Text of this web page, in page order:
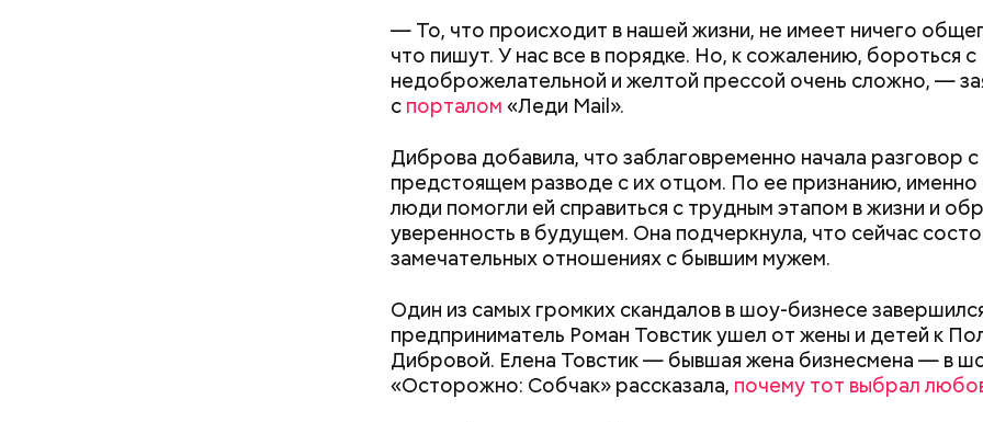
— То, что происходит в нашей жизни, не имеет ничего
что пишут. У нас все в порядке. Но, к сожалению, бороться с
недоброжелательной и желтой прессой очень сложно, —
с порталом «Леди Mail».
Диброва добавила, что заблаговременно начала разговор
предстоящем разводе с их отцом. По ее признанию, именно
люди помогли ей справиться с трудным этапом в жизни и
уверенность в будущем. Она подчеркнула, что сейчас
замечательных отношениях с бывшим мужем.
Один из самых громких скандалов в шоу-бизнесе
предприниматель Роман Товстик ушел от жены и детей к
Дибровой. Елена Товстик — бывшая жена бизнесмена — в
«Осторожно: Собчак» рассказала, почему тот выбрал
с сахарным диабетом;
лишним весом.
«Снизить градус опасности»:
когда в Москве начнется
Польза от сорняка: какие
витамины содержатся в
Вода за 10
японский